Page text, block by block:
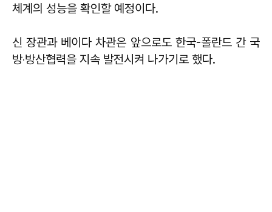
체계의 성능을 확인할 예정이다.
신 장관과 베이다 차관은 앞으로도 한국-폴란드 간 국
방‧방산협력을 지속 발전시켜 나가기로 했다.